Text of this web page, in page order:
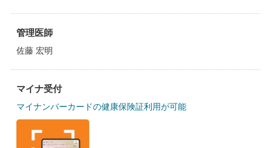
管理医師
佐藤 宏明
マイナ受付
マイナンバーカードの健康保険証利用が可能